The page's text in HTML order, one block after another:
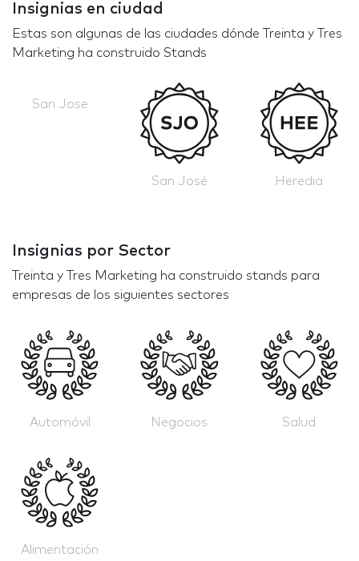
Insignias en ciudad
Estas son algunas de las ciudades dónde Treinta y Tres
Marketing ha construido Stands
San Jose
San José Heredia
Insignias por Sector
Treinta y Tres Marketing ha construido stands para
empresas de los siguientes sectores
Automóvil Negocios Salud
Alimentación